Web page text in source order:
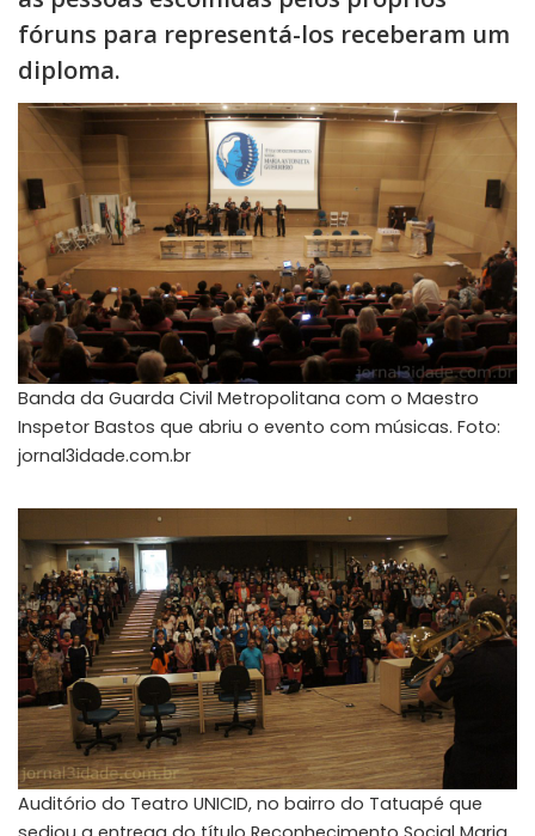
fóruns para representá-los receberam um
diploma.
Banda da Guarda Civil Metropolitana com o Maestro
Inspetor Bastos que abriu o evento com músicas. Foto:
jornal3idade.com.br
Auditório do Teatro UNICID, no bairro do Tatuapé que